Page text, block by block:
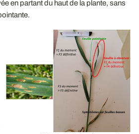
en partant du haut de la plante, sans